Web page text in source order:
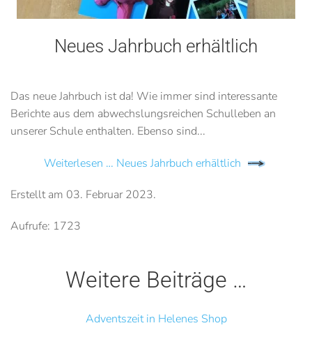
Neues Jahrbuch erhältlich
Das neue Jahrbuch ist da! Wie immer sind interessante
Berichte aus dem abwechslungsreichen Schulleben an
unserer Schule enthalten. Ebenso sind...
Weiterlesen … Neues Jahrbuch erhältlich
Erstellt am 03. Februar 2023.
Aufrufe: 1723
Weitere Beiträge …
Adventszeit in Helenes Shop